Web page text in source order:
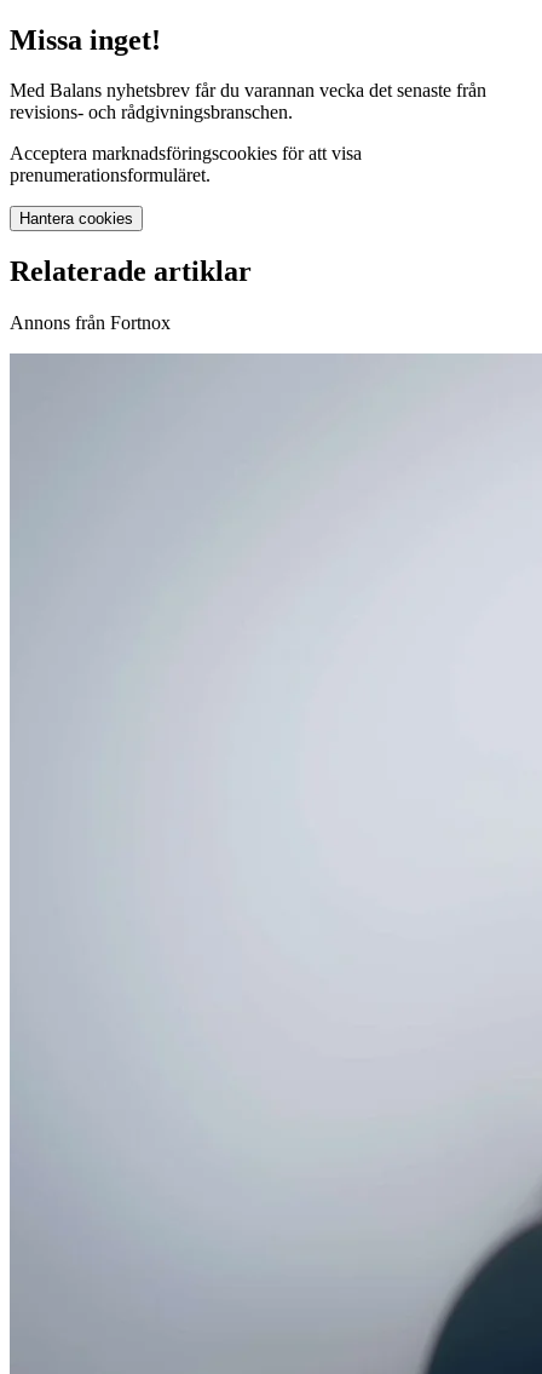
Missa inget!
Med Balans nyhetsbrev får du varannan vecka det senaste från
revisions- och rådgivningsbranschen.
Acceptera marknadsföringscookies för att visa
prenumerationsformuläret.
Hantera cookies
Relaterade artiklar
Annons från Fortnox